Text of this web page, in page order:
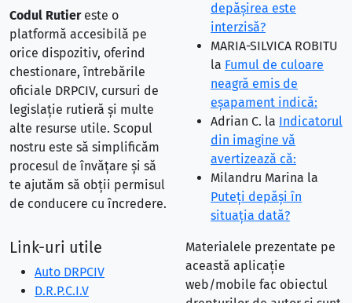
Codul Rutiereste o
platformă accesibilă pe
orice dispozitiv, oferind
chestionare, întrebările
oficiale DRPCIV, cursuri de
legislație rutieră și multe
alte resurse utile. Scopul
nostru este să simplificăm
procesul de învățare și să
te ajutăm să obții permisul
de conducere cu încredere.
depăşirea este
interzisă?
MARIA-SILVICA ROBITU
la Fumul de culoare
neagră emis de
eşapament indică:
Adrian C. la Indicatorul
din imagine vă
avertizează că:
Milandru Marina la
Puteţi depăşi în
situaţia dată?
Link-uri utile
Auto DRPCIV
D.R.P.C.I.V
Materialele prezentate pe
această aplicație
web/mobile fac obiectul